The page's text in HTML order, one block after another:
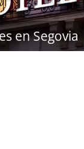
en Segovia